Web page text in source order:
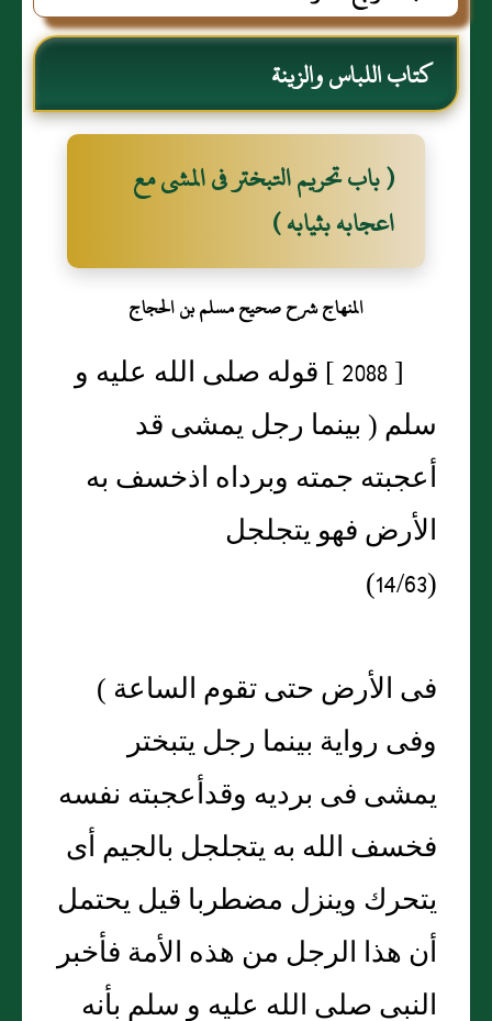
كتاب اللباس والزينة
( باب تحريم التبختر فى المشى مع
اعجابه بثيابه )
المنهاج شرح صحيح مسلم بن الحجاج
[ 2088 ] قوله صلى الله عليه و
سلم ( بينما رجل يمشى قد
أعجبته جمته وبرداه اذخسف به
الأرض فهو يتجلجل
(14/63)
فى الأرض حتى تقوم الساعة )
وفى رواية بينما رجل يتبختر
يمشى فى برديه وقدأعجبته نفسه
فخسف الله به يتجلجل بالجيم أى
يتحرك وينزل مضطربا قيل يحتمل
أن هذا الرجل من هذه الأمة فأخبر
النبى صلى الله عليه و سلم بأنه